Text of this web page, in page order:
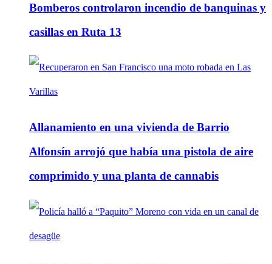
Bomberos controlaron incendio de banquinas y
casillas en Ruta 13
Allanamiento en una vivienda de Barrio
Alfonsín arrojó que había una pistola de aire
comprimido y una planta de cannabis